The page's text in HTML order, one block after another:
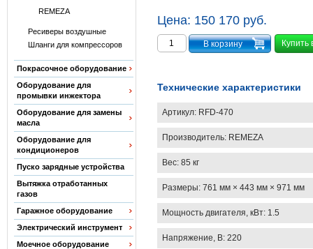
REMEZA
Ресиверы воздушные
Шланги для компрессоров
Покрасочное оборудование
Оборудование для
промывки инжектора
Оборудование для замены
масла
Оборудование для
кондиционеров
Пуско зарядные устройства
Вытяжка отработанных
газов
Гаражное оборудование
Электрический инструмент
Моечное оборудование
Цена: 150 170 руб.
Купить
Технические характеристики
Артикул: RFD-470
Производитель: REMEZA
Вес: 85 кг
Размеры: 761 мм × 443 мм × 971 мм
Мощность двигателя, кВт: 1.5
Напряжение, В: 220